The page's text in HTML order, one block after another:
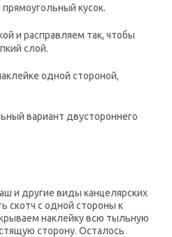
кусок.
и расправляем так, чтобы
слой.
одной стороной,
вариант двустороннего
и другие виды канцелярских
скотч с одной стороны к
наклейку всю тыльную
сторону. Осталось